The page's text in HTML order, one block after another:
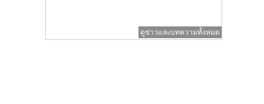
ดูข่าวและบทความทั้งหมด